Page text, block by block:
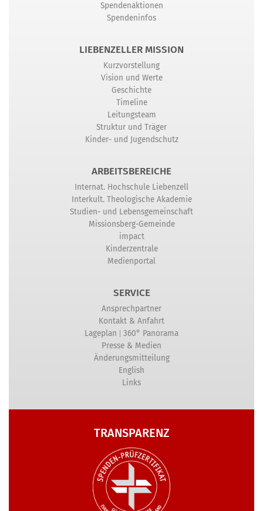
Spendenaktionen
Spendeninfos
LIEBENZELLER MISSION
Kurzvorstellung
Vision und Werte
Geschichte
Timeline
Leitungsteam
Struktur und Träger
Kinder- und Jugendschutz
ARBEITSBEREICHE
Internat. Hochschule Liebenzell
Interkult. Theologische Akademie
Studien- und Lebensgemeinschaft
Missionsberg-Gemeinde
impact
Kinderzentrale
Medienportal
SERVICE
Ansprechpartner
Kontakt & Anfahrt
Lageplan | 360° Panorama
Presse & Medien
Änderungsmitteilung
English
Links
TRANSPARENZ